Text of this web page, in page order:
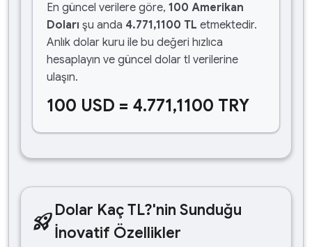
En güncel verilere göre, 100 Amerikan
Doları şu anda 4.771,1100 TL etmektedir.
Anlık dolar kuru ile bu değeri hızlıca
hesaplayın ve güncel dolar tl verilerine
ulaşın.
100 USD = 4.771,1100 TRY
rocket_launchDolar Kaç TL?'nin Sunduğu
İnovatif Özellikler